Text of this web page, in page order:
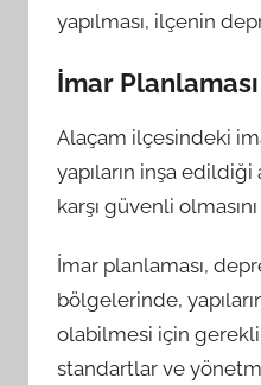
yapılması, ilçenin
İmar Planlaması
Alaçam ilçesindeki
yapıların inşa
karşı güvenli
İmar planlaması,
bölgelerinde,
olabilmesi için gerekli
standartlar ve